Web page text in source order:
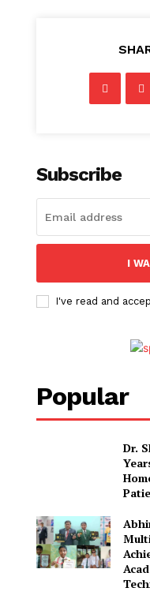
Subscribe
I
I've read and
Popular
Dr.